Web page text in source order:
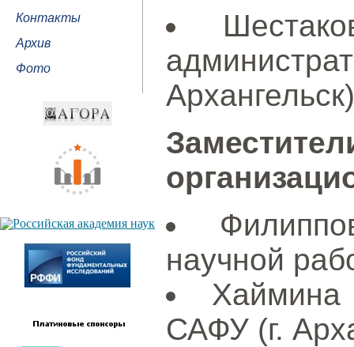
Контакты
Архив
Фото
Архангельск)
научной
САФУ (г.